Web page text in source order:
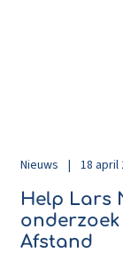
Nieuws | 18 april
Help Lars
Afstand